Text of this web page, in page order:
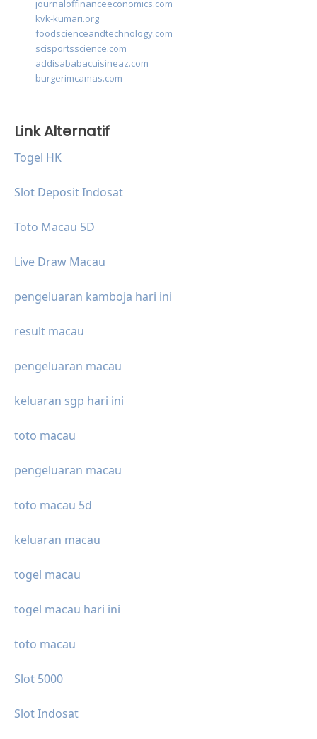
journaloffinanceeconomics.com
kvk-kumari.org
foodscienceandtechnology.com
scisportsscience.com
addisababacuisineaz.com
burgerimcamas.com
Link Alternatif
Togel HK
Slot Deposit Indosat
Toto Macau 5D
Live Draw Macau
pengeluaran kamboja hari ini
result macau
pengeluaran macau
keluaran sgp hari ini
toto macau
pengeluaran macau
toto macau 5d
keluaran macau
togel macau
togel macau hari ini
toto macau
Slot 5000
Slot Indosat